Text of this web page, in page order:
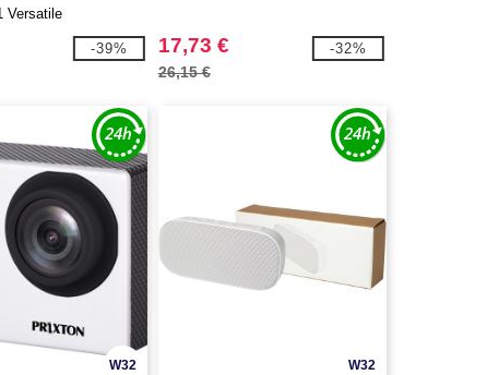
Versatile
-39% 17,73 €
26,15 €
-32%
W32 W32